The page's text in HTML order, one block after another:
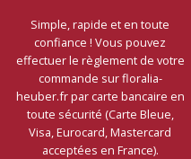
Simple, rapide et en toute
confiance ! Vous pouvez
effectuer le règlement de votre
commande sur floralia-
heuber.fr par carte bancaire en
toute sécurité (Carte Bleue,
Visa, Eurocard, Mastercard
acceptées en France).